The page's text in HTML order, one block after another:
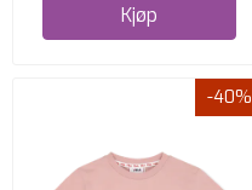
Kjøp
-40%